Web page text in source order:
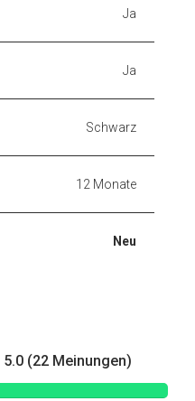
Ja
Ja
Schwarz
12 Monate
Neu
5.0 (22 Meinungen)